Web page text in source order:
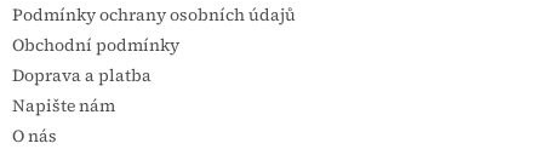
Podmínky ochrany osobních údajů
Obchodní podmínky
Doprava a platba
Napište nám
O nás